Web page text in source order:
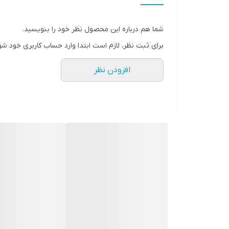
شما هم درباره این محصول نظر خود را بنویسید.
برای ثبت نظر، لازم است ابتدا وارد حساب کاربری خود
افزودن نظر